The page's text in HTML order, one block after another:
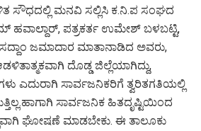
ಸೌಧದಲ್ಲಿ ಮನವಿ ಸಲ್ಲಿಸಿ ಕ.ನಿ.ಪ ಸಂಘದ
ಹವಾಲ್ದಾರ್, ಪತ್ರಕರ್ತ ಉಮೇಶ್ ಬಳಬಟ್ಟಿ,
ಜಮಾದಾರ ಮಾತಾನಾಡಿದ ಅವರು,
ದೊಡ್ಡ ಜಿಲ್ಲೆಯಾಗಿದ್ದು,
ಎದುರಾಗಿ ಸಾರ್ವಜನಿಕರಿಗೆ ತ್ವರಿತಗತಿಯಲ್ಲಿ
ಸಾರ್ವಜನಿಕ ಹಿತದೃಷ್ಟಿಯಿಂದ
ಘೋಷಣೆ ಮಾಡಬೇಕು. ಈ ತಾಲೂಕು